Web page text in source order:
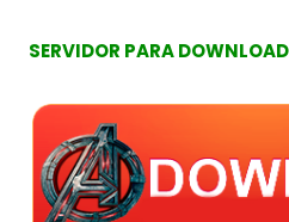
SERVIDOR PARA